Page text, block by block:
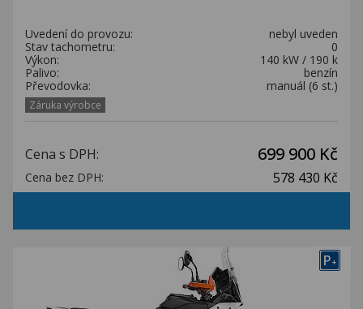
Uvedení do provozu:
nebyl uveden
Stav tachometru:
0
Výkon:
140 kW / 190 k
Palivo:
benzín
Převodovka:
manuál (6 st.)
Záruka výrobce
Cena s DPH: 699 900 Kč
Cena bez DPH: 578 430 Kč
P+